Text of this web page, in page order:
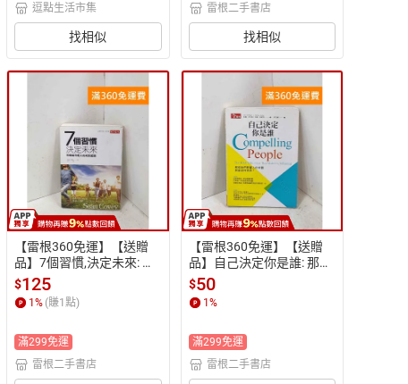
逗點生活市集
找相似
雷根二手書店
找相似
【雷根360免運】【送贈
品】7個習慣,決定未來: 柯
維給年輕人的成長藍圖 #
七成新【P-Q2476】
$125
1% (賺1點)
滿299免運
雷根二手書店
【雷根360免運】【送贈
品】自己決定你是誰: 那些
我們影響人的特質到底從
何而來? #七成新【P-Q243
7】
$50
1%
滿299免運
雷根二手書店